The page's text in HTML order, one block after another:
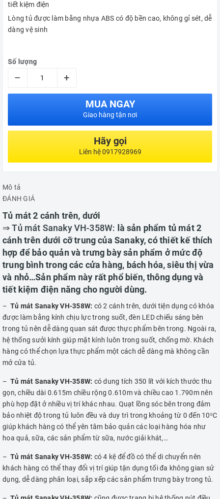
tiết kiệm điện
Lòng tủ được làm bằng nhựa ABS có độ bền cao, không gỉ sét, dễ
dàng vệ sinh
Số lượng
– +
MUA NGAY
Giao hàng tận nơi
Hãy gọi
Liên hệ 0917928969
Mô tả
ĐÁNH GIÁ
Tủ mát 2 cánh trên, dưới
⇒ Tủ mát Sanaky VH-358W: là sản phẩm tủ mát 2
cánh trên dưới cỡ trung của Sanaky, có thiết kế thích
hợp để bảo quản và trưng bày sản phẩm ở mức độ
trung bình trong các cửa hàng, bách hóa, siêu thị vừa
và nhỏ…Sản phẩm này rất phổ biến, thông dụng và
tiết kiệm điện năng cho người dùng.
– Tủ mát Sanaky VH-358W: có 2 cánh trên, dưới tiện dụng có khóa
được làm bằng kính chịu lực trong suốt, đèn LED chiếu sáng bên
trong tủ nên dễ dàng quan sát được thực phẩm bên trong. Ngoài ra,
hệ thống sưởi kính giúp mặt kính luôn trong suốt, chống mờ. Khách
hàng có thể chọn lựa thực phẩm một cách dễ dàng mà không cần
mở cửa tủ.
– Tủ mát Sanaky VH-358W: có dung tích 350 lít với kích thước thu
gọn, chiều dài 0.615m chiều rộng 0.610m và chiều cao 1.790m nên
phù hợp đặt ở nhiều vị trí khác nhau. Quạt lồng sóc bên trong đảm
bảo nhiệt độ trong tủ luôn đều và duy trì trong khoảng từ 0 đến 10 0C
giúp khách hàng có thể yên tâm bảo quản các loại hàng hóa như
hoa quả, sữa, các sản phẩm từ sữa, nước giải khát,…
– Tủ mát Sanaky VH-358W: có 4 kệ để đồ có thể di chuyển nên
khách hàng có thể thay đổi vị trí giúp tận dụng tối đa không gian sử
dụng, dễ dàng phân loại, sắp xếp các sản phẩm trưng bày trong tủ.